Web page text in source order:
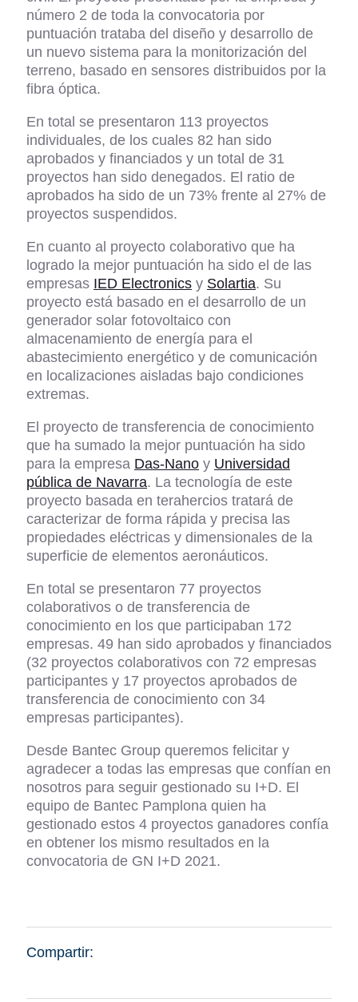
número 2 de toda la convocatoria por
puntuación trataba del diseño y desarrollo de
un nuevo sistema para la monitorización del
terreno, basado en sensores distribuidos por la
fibra óptica.
En total se presentaron 113 proyectos
individuales, de los cuales 82 han sido
aprobados y financiados y un total de 31
proyectos han sido denegados. El ratio de
aprobados ha sido de un 73% frente al 27% de
proyectos suspendidos.
En cuanto al proyecto colaborativo que ha
logrado la mejor puntuación ha sido el de las
empresas IED Electronics y Solartia. Su
proyecto está basado en el desarrollo de un
generador solar fotovoltaico con
almacenamiento de energía para el
abastecimiento energético y de comunicación
en localizaciones aisladas bajo condiciones
extremas.
El proyecto de transferencia de conocimiento
que ha sumado la mejor puntuación ha sido
para la empresa Das-Nano y Universidad
pública de Navarra. La tecnología de este
proyecto basada en terahercios tratará de
caracterizar de forma rápida y precisa las
propiedades eléctricas y dimensionales de la
superficie de elementos aeronáuticos.
En total se presentaron 77 proyectos
colaborativos o de transferencia de
conocimiento en los que participaban 172
empresas. 49 han sido aprobados y financiados
(32 proyectos colaborativos con 72 empresas
participantes y 17 proyectos aprobados de
transferencia de conocimiento con 34
empresas participantes).
Desde Bantec Group queremos felicitar y
agradecer a todas las empresas que confían en
nosotros para seguir gestionado su I+D. El
equipo de Bantec Pamplona quien ha
gestionado estos 4 proyectos ganadores confía
en obtener los mismo resultados en la
convocatoria de GN I+D 2021.
Compartir: